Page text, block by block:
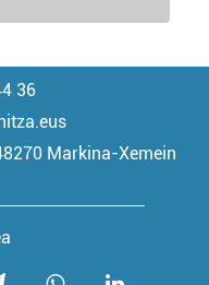
36
Markina-Xemein